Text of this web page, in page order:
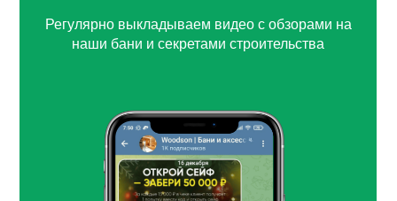
Регулярно выкладываем видео с обзорами на
наши бани и секретами строительства